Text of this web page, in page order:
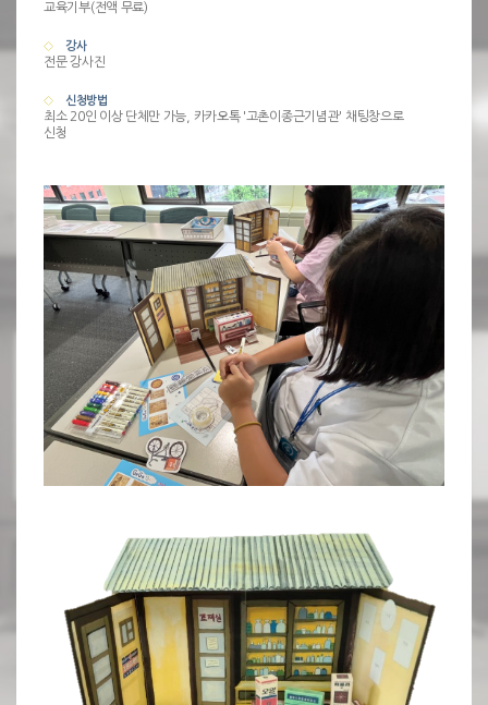
교육기부(전액 무료)
강사
전문 강사진
신청방법
최소 20인 이상 단체만 가능, 카카오톡 '고촌이종근기념관' 채팅창으로
신청